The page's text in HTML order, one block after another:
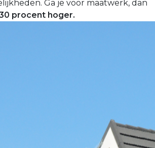
Ga je voor maatwerk, dan
procent hoger.